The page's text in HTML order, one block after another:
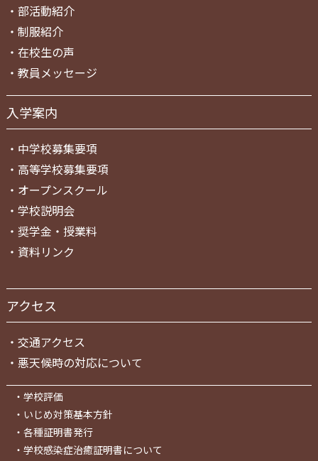
・ 部活動紹介
・ 制服紹介
・ 在校生の声
・ 教員メッセージ
入学案内
・ 中学校募集要項
・ 高等学校募集要項
・ オープンスクール
・ 学校説明会
・ 奨学金・授業料
・ 資料リンク
アクセス
・ 交通アクセス
・ 悪天候時の対応について
・ 学校評価
・ いじめ対策基本方針
・ 各種証明書発行
・ 学校感染症治癒証明書について